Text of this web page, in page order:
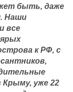
быть, даже
Наши
все
к РФ, с
Крыму, уже 22